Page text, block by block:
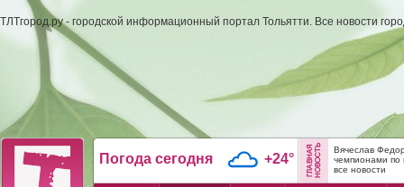
ТЛТгород.ру - городской информационный портал Тольятти. Все новости
Погода сегодня +24°
Вячеслав
чемпионами по
все новости